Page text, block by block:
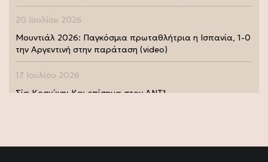
20 Ιουλίου 2026
Μουντιάλ 2026: Παγκόσμια πρωταθλήτρια η Ισπανία, 1-0
την Αργεντινή στην παράταση (video)
17 Ιουλίου 2026
Σία Κοσιώνη: Και επίσημα στον ΑΝΤ1
της Μάρως Κοντού (photo)